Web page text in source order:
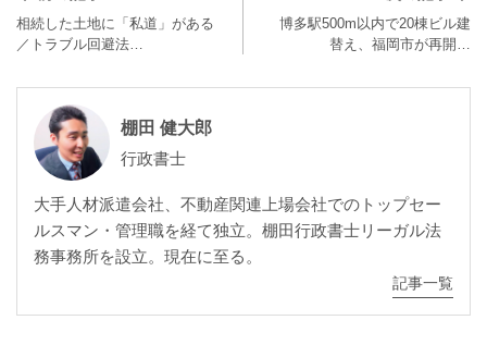
相続した土地に「私道」がある
／トラブル回避法…
博多駅500m以内で20棟ビル建
替え、福岡市が再開…
棚田 健大郎
行政書士
大手人材派遣会社、不動産関連上場会社でのトップセー
ルスマン・管理職を経て独立。棚田行政書士リーガル法
務事務所を設立。現在に至る。
記事一覧